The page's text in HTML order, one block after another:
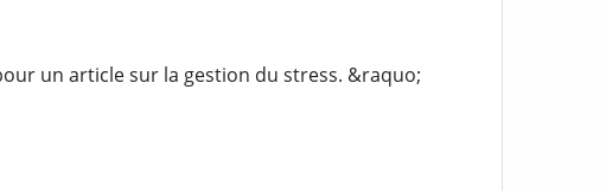
un article sur la gestion du stress. &raquo;